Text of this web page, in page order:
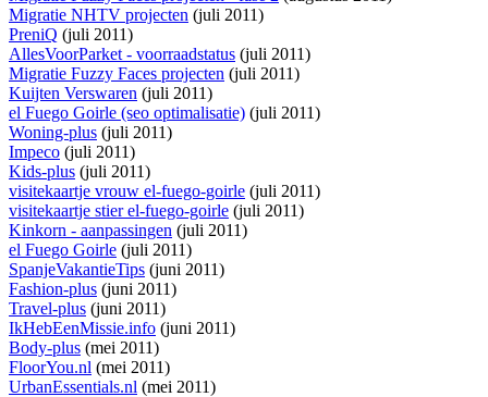
Migratie NHTV projecten (juli 2011)
PreniQ (juli 2011)
AllesVoorParket - voorraadstatus (juli 2011)
Migratie Fuzzy Faces projecten (juli 2011)
Kuijten Verswaren (juli 2011)
el Fuego Goirle (seo optimalisatie) (juli 2011)
Woning-plus (juli 2011)
Impeco (juli 2011)
Kids-plus (juli 2011)
visitekaartje vrouw el-fuego-goirle (juli 2011)
visitekaartje stier el-fuego-goirle (juli 2011)
Kinkorn - aanpassingen (juli 2011)
el Fuego Goirle (juli 2011)
SpanjeVakantieTips (juni 2011)
Fashion-plus (juni 2011)
Travel-plus (juni 2011)
IkHebEenMissie.info (juni 2011)
Body-plus (mei 2011)
FloorYou.nl (mei 2011)
UrbanEssentials.nl (mei 2011)